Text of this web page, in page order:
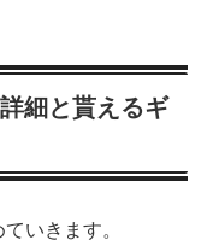
細と貰えるギ
いきます。